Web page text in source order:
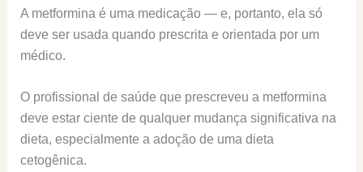
A metformina é uma medicação — e, portanto, ela só
deve ser usada quando prescrita e orientada por um
médico.
O profissional de saúde que prescreveu a metformina
deve estar ciente de qualquer mudança significativa na
dieta, especialmente a adoção de uma dieta
cetogênica.